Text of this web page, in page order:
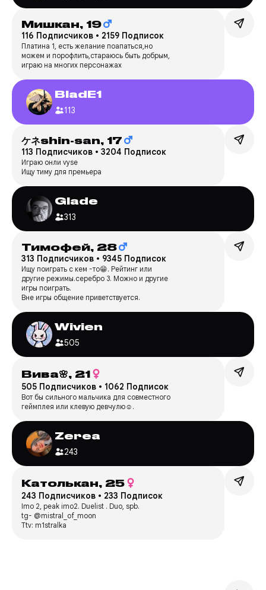
Мишкан, 19
116 Подписчиков • 2159 Подписок
Платина 1, есть желание поапаться,но
можем и порофлить,стараюсь быть добрым,
играю на многих персонажах
BladE1
113
ケネshin-san, 17
113 Подписчиков • 3204 Подписок
Играю онли vyse
Ищу тиму для премьера
Glade
313
Тимофей, 28
313 Подписчиков • 9345 Подписок
Ищу поиграть с кем -то😁. Рейтинг или
другие режимы.серебро 3. Можно и другие
игры поиграть.
Вне игры общение приветствуется.
Wivien
505
Вива🌸, 21
505 Подписчиков • 1062 Подписок
Вот бы сильного мальчика для совместного
геймплея или клевую девчулю☺️.
Zerea
243
Католькан, 25
243 Подписчиков • 233 Подписок
Imo 2, peak imo2. Duelist . Duo, spb.
tg- @mistral_of_moon
Ttv: m1stralka